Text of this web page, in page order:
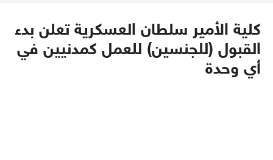
كلية الأمير سلطان العسكرية تعلن بدء
القبول (للجنسين) للعمل كمدنيين في
أي وحدة